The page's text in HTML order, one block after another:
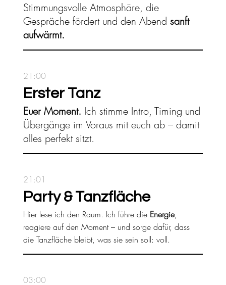
Stimmungsvolle Atmosphäre, die
Gespräche fördert und den Abendsanft
aufwärmt.
21:00
Erster Tanz
Euer Moment. Ich stimme Intro, Timing und
Übergänge im Voraus mit euch ab – damit
alles perfekt sitzt.
21:01
Party & Tanzfläche
Hier lese ich den Raum. Ich führe die Energie,
reagiere auf den Moment – und sorge dafür, dass
die Tanzfläche bleibt, was sie sein soll: voll.
03:00